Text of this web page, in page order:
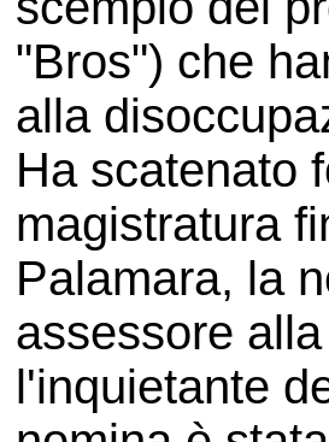
"Bros") che
alla
Ha scatenato
magistratura
Palamara, la
assessore
l'inquietante